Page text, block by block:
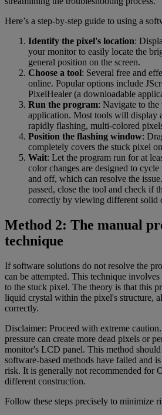
Here’s a step-by-step guide to using a
Identify the pixel's location:
your monitor to easily locate the
general position on the screen.
Choose a tool: Several free and
online. Popular options include
PixelHealer (a downloadable
Run the program: Navigate to
application. Most tools will
rapidly flashing, multi-colored
Position the flashing window:
completely covers the stuck pixel
Wait: Let the program run for at
color changes are designed to cycle
and off, which can resolve the
passed, close the tool and check if
correctly by viewing different solid
Method 2: The manual
technique
If software solutions do not resolve the
can be attempted. This technique
to the stuck pixel. The theory is that this
liquid crystal within the pixel's structure,
correctly.
Disclaimer: Proceed with extreme
pressure can create more dead pixels or
monitor's LCD panel. This method
software-based methods have failed and
risk. It is generally not recommended for
different construction.
Follow these steps precisely to minimize